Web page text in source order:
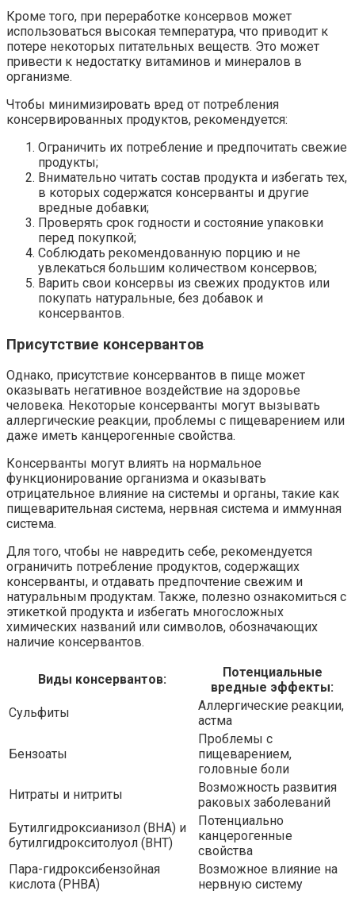
Кроме того, при переработке консервов может
использоваться высокая температура, что приводит к
потере некоторых питательных веществ. Это может
привести к недостатку витаминов и минералов в
организме.
Чтобы минимизировать вред от потребления
консервированных продуктов, рекомендуется:
Ограничить их потребление и предпочитать свежие
продукты;
Внимательно читать состав продукта и избегать тех,
в которых содержатся консерванты и другие
вредные добавки;
Проверять срок годности и состояние упаковки
перед покупкой;
Соблюдать рекомендованную порцию и не
увлекаться большим количеством консервов;
Варить свои консервы из свежих продуктов или
покупать натуральные, без добавок и
консервантов.
Присутствие консервантов
Однако, присутствие консервантов в пище может
оказывать негативное воздействие на здоровье
человека. Некоторые консерванты могут вызывать
аллергические реакции, проблемы с пищеварением или
даже иметь канцерогенные свойства.
Консерванты могут влиять на нормальное
функционирование организма и оказывать
отрицательное влияние на системы и органы, такие как
пищеварительная система, нервная система и иммунная
система.
Для того, чтобы не навредить себе, рекомендуется
ограничить потребление продуктов, содержащих
консерванты, и отдавать предпочтение свежим и
натуральным продуктам. Также, полезно ознакомиться с
этикеткой продукта и избегать многосложных
химических названий или символов, обозначающих
наличие консервантов.
Виды консервантов:
Потенциальные
вредные эффекты:
Сульфиты
Аллергические реакции,
астма
Бензоаты
Проблемы с
пищеварением,
головные боли
Нитраты и нитриты
Возможность развития
раковых заболеваний
Бутилгидроксианизол (BHA) и
бутилгидрокситолуол (BHT)
Потенциально
канцерогенные
свойства
Пара-гидроксибензойная
кислота (PHBA)
Возможное влияние на
нервную систему